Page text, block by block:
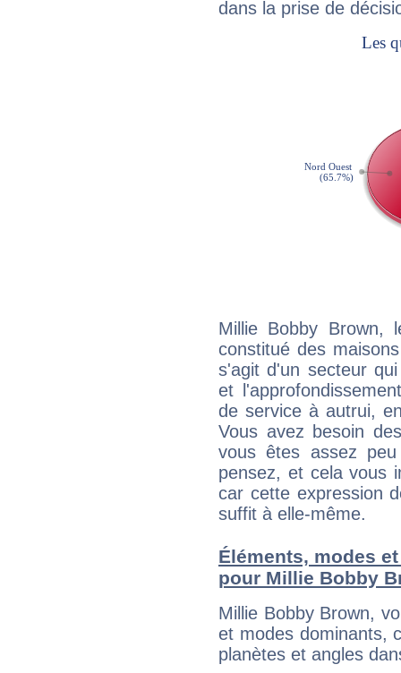
dans la prise de
Millie Bobby Brown,
constitué des
s'agit d'un secteur
et
de service à autrui,
Vous avez besoin
vous êtes assez
pensez, et cela vous
car cette expression
suffit à elle-même.
Éléments, modes
pour Millie Bobby
Millie Bobby Brown,
et modes dominants,
planètes et angles